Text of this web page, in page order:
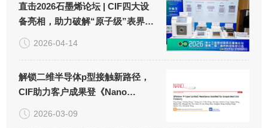
直击2026石墨烯论坛 | CIF四大设
备亮相，助力破解“原子级”表界面
处理难题！
2026-04-14
解锁二维半导体p型接触新路径，
CIF助力客户成果登《Nano
Letters》！
2026-03-09